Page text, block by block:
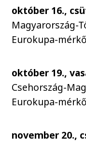
október 16.,
Magyarország-
Eurokupa-
október 19.,
Csehország-
Eurokupa-
november 20.,